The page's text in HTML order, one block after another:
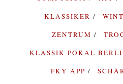
KLASSIKER
ZENTRUM
KLASSIK POKAL
FKY APP